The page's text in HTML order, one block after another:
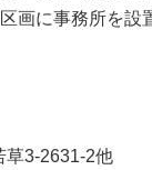
画に事務所を
草3-2631-2他